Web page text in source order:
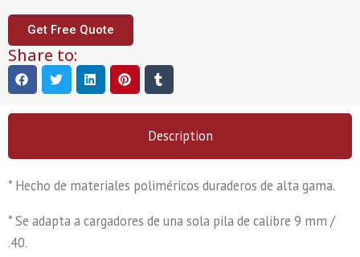
Get Free Quote
Share to:
Description
* Hecho de materiales poliméricos duraderos de alta gama.
* Se adapta a cargadores de una sola pila de calibre 9 mm /
.40.